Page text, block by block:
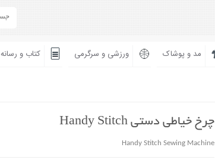
مد و پوشاک ورزشی و سرگرمی کتاب و رسانه
چرخ خیاطی دستی Handy Stitch
Handy Stitch Sewing Machine